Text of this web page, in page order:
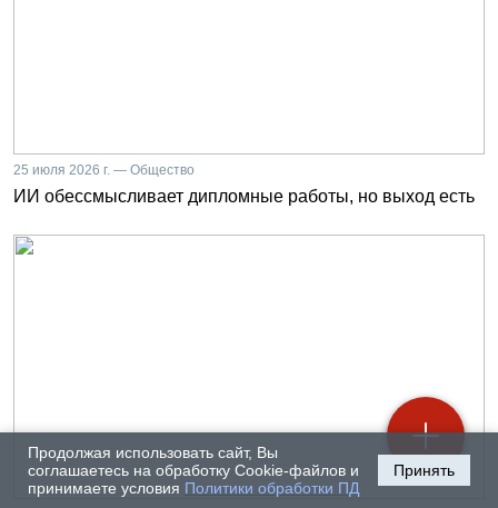
Продолжая использовать сайт, Вы
соглашаетесь на обработку Cookie-файлов и
принимаете условия Политики обработки ПД
Принять
25 июля 2026 г. — Общество
ИИ обессмысливает дипломные работы, но выход есть